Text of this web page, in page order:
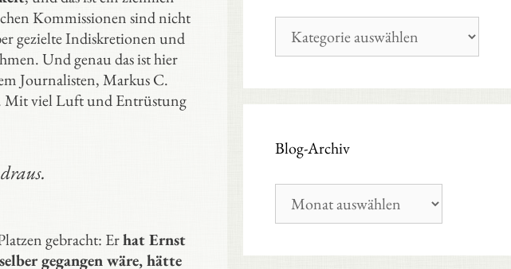
Kommissionen sind nicht
gezielte Indiskretionen und
Und genau das ist hier
Journalisten, Markus C.
Mit viel Luft und Entrüstung
gebracht: Erhat Ernst
gegangen wäre, hätte
Kategorien
Blog-Archiv
Archiv